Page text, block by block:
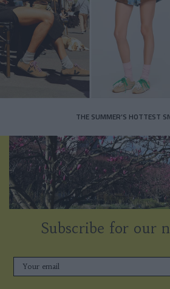
THE SUMMER’S HOTTEST
Subscribe for our